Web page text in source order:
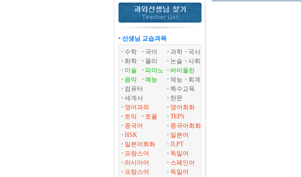
• 선생님 교습과목
수학
국어 과학
국사
화학
물리 논술
사회
미술
피아노
바이올린
음악
예능 체능
회계
컴퓨터
특수교육
세계사
한문
영어과외
영어회화
토익
토플
TEPS
중국어
중국어회화
HSK
일본어
일본어회화
JLPT
프랑스어
독일어
러시아어
스페인어
프랑스어
독일어